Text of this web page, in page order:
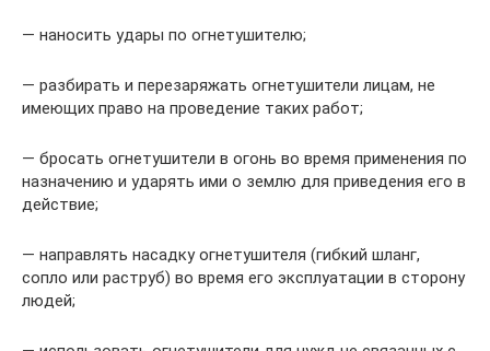
— наносить удары по огнетушителю;
— разбирать и перезаряжать огнетушители лицам, не
имеющих право на проведение таких работ;
— бросать огнетушители в огонь во время применения по
назначению и ударять ими о землю для приведения его в
действие;
— направлять насадку огнетушителя (гибкий шланг,
сопло или раструб) во время его эксплуатации в сторону
людей;